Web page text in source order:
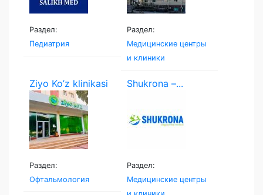
Раздел:
Педиатрия
Раздел:
Медицинские центры
и клиники
Ziyo Ko’z klinikasi
Раздел:
Офтальмология
Shukrona –...
Раздел:
Медицинские центры